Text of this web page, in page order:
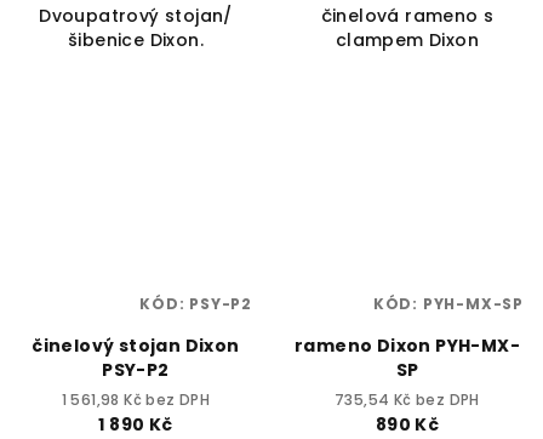
Dvoupatrový stojan/
šibenice Dixon.
činelová rameno s
clampem Dixon
činelový stojan Dixon
PSY-P2
1 561,98 Kč bez DPH
1 890 Kč
KÓD: PSY-P2
rameno Dixon PYH-MX-
SP
735,54 Kč bez DPH
890 Kč
KÓD: PYH-MX-SP